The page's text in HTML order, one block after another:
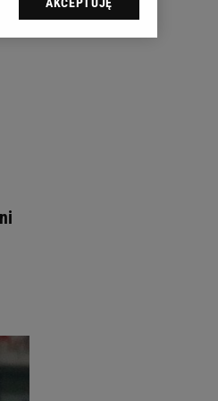
sp. z o.o., jej
swoje preferencje